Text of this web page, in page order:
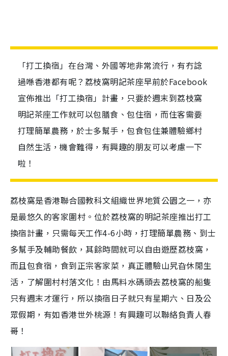
「打工換宿」在台灣、外國等地非常流行，有冇諗
過喺香港都有呢？荔枝窩明記茶座早前於Facebook
宣佈推出「打工換宿」計畫，只要於週末到荔枝窩
明記茶座工作就可以包膳食、包住宿，而住客需要
打理簡單農務，於士多幫手，包食包住兼體驗鄉村
自然生活，機會難得，有興趣的朋友可以考慮一下
啦！
荔枝窩是香港聯合國教科文組織世界地質公園之一，亦
是最悠久的客家圍村。 位於荔枝窩的明記茶座推出打工
換宿計畫，只需每天工作4-6小時，打理簡單農務、到士
多幫手及輔助餐飲，其餘時間就可以自由遊歷荔枝窩，
而且包食宿，食到正宗客家菜，真正體驗山旯旮休閒生
活，了解圍村村落文化！由馬料水碼頭去荔枝窩的船隻
只有週末才運行，所以換宿日子就只有星期六、日及公
眾假期，有如香港世外桃源 ！有興趣可以聯絡負責人春
哥！